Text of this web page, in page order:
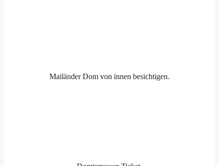
Mailänder Dom von innen besichtigen.